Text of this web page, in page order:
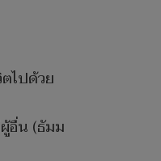
ไปด้วย
อื่น (ธัมม